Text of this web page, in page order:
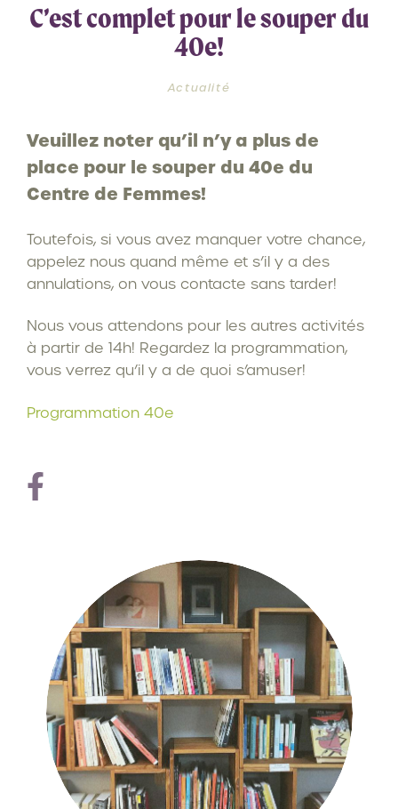
C’est complet pour le souper du
40e!
Actualité
Veuillez noter qu’il n’y a plus de
place pour le souper du 40e du
Centre de Femmes!
Toutefois, si vous avez manquer votre chance,
appelez nous quand même et s’il y a des
annulations, on vous contacte sans tarder!
Nous vous attendons pour les autres activités
à partir de 14h! Regardez la programmation,
vous verrez qu’il y a de quoi s’amuser!
Programmation 40e